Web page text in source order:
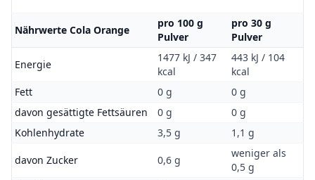
Nährwerte Cola Orange
pro 100 g
Pulver
pro 30 g
Pulver
Energie
1477 kJ / 347
kcal
443 kJ / 104
kcal
Fett
0 g
0 g
davon gesättigte Fettsäuren
0 g
0 g
Kohlenhydrate
3,5 g 1,1 g
davon Zucker 0,6 g
weniger als
0,5 g